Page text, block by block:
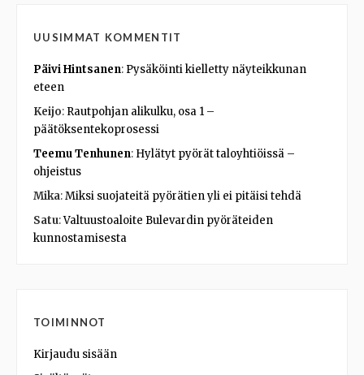
UUSIMMAT KOMMENTIT
Päivi Hintsanen: Pysäköinti kielletty näyteikkunan
eteen
Keijo: Rautpohjan alikulku, osa 1 –
päätöksentekoprosessi
Teemu Tenhunen: Hylätyt pyörät taloyhtiöissä –
ohjeistus
Mika:Miksi suojateitä pyörätien yli ei pitäisi tehdä
Satu:Valtuustoaloite Bulevardin pyöräteiden
kunnostamisesta
TOIMINNOT
Kirjaudu sisään